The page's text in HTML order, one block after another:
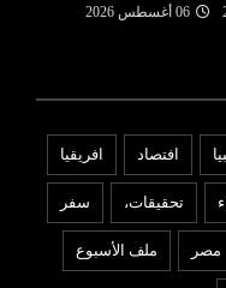
06 أغسطس 2026
افتصاد افريقيا
تحقيقات، سفر
مصر ملف الأسبوع